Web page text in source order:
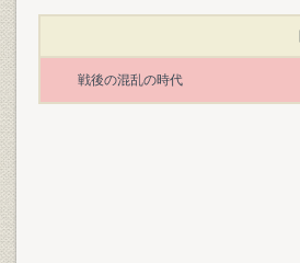
戦後の混乱の時代